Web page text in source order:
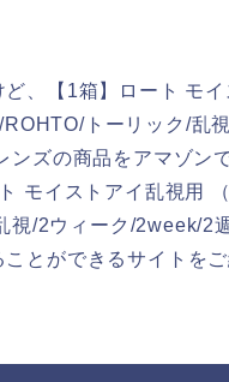
、【1箱】ロート モ
トーリック/乱
ンズの商品をアマゾン
モイストアイ乱視用
視/2ウィーク/2week/2
とができるサイトを